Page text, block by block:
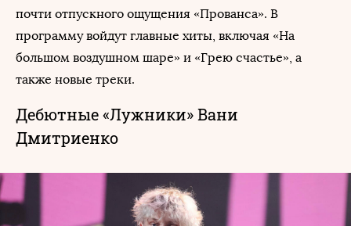
почти отпускного ощущения «Прованса». В
программу войдут главные хиты, включая «На
большом воздушном шаре» и «Грею счастье», а
также новые треки.
Дебютные «Лужники» Вани
Дмитриенко